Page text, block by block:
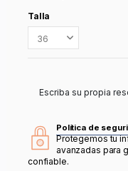
Talla
Escriba su propia
Política de
Protegemos tu
avanzadas para
confiable.